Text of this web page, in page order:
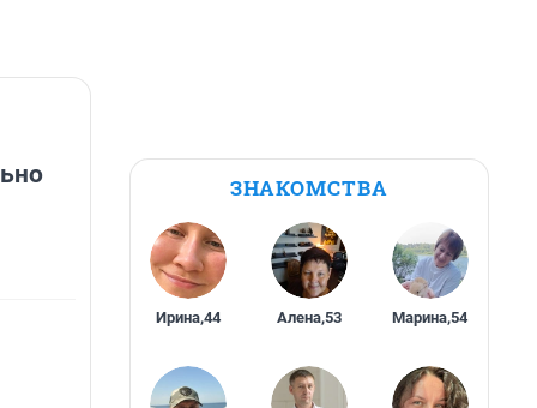
ЗНАКОМСТВА
Ирина,44 Алена,53 Марина,54